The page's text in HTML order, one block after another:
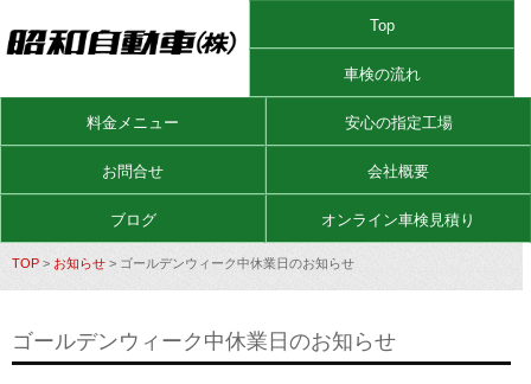
Top
車検の流れ
料金メニュー 安心の指定工場
お問合せ 会社概要
ブログ オンライン車検見積り
TOP > お知らせ > ゴールデンウィーク中休業日のお知らせ
ゴールデンウィーク中休業日のお知らせ